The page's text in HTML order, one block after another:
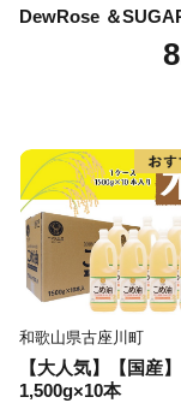
請をされた方へ
・「自治体マイ
ップ申請につ
「ふるまど」で
がございますが
順次移行され「
ご安心下さい。
DewRose ＆
和歌山県古座川町
【大人気】【国産
1,500g×10本